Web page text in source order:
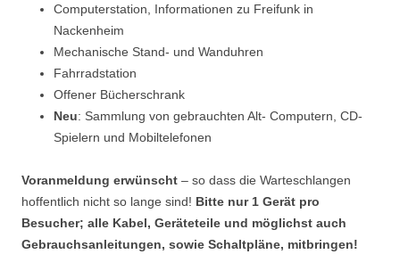
Computerstation, Informationen zu Freifunk in
Nackenheim
Mechanische Stand- und Wanduhren
Fahrradstation
Offener Bücherschrank
Neu: Sammlung von gebrauchten Alt- Computern, CD-
Spielern und Mobiltelefonen
Voranmeldung erwünscht – so dass die Warteschlangen
hoffentlich nicht so lange sind! Bitte nur 1 Gerät pro
Besucher; alle Kabel, Geräteteile und möglichst auch
Gebrauchsanleitungen, sowie Schaltpläne, mitbringen!